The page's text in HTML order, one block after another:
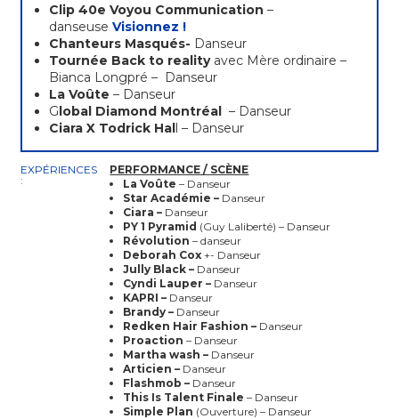
Clip 40e Voyou Communication –
danseuseVisionnez !
Chanteurs Masqués- Danseur
Tournée Back to realityavec Mère ordinaire –
Bianca Longpré – Danseur
La Voûte – Danseur
Global Diamond Montréal – Danseur
Ciara X Todrick Hall – Danseur
EXPÉRIENCES
:
PERFORMANCE / SCÈNE
La Voûte – Danseur
Star Académie – Danseur
Ciara – Danseur
PY 1 Pyramid (Guy Laliberté) – Danseur
Révolution – danseur
Deborah Cox +- Danseur
Jully Black – Danseur
Cyndi Lauper – Danseur
KAPRI – Danseur
Brandy – Danseur
Redken Hair Fashion – Danseur
Proaction – Danseur
Martha wash – Danseur
Articien – Danseur
Flashmob – Danseur
This Is Talent Finale – Danseur
Simple Plan (Ouverture) – Danseur